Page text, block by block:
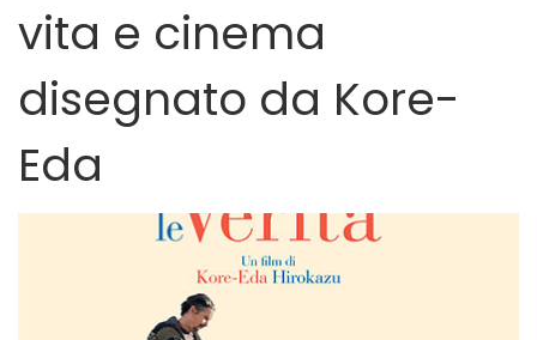
vita e cinema
disegnato da Kore-
Eda